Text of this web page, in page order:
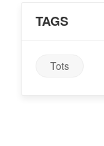
TAGS
Tots